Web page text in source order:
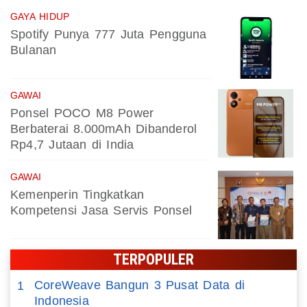
GAYA HIDUP
Spotify Punya 777 Juta Pengguna
Bulanan
GAWAI
Ponsel POCO M8 Power
Berbaterai 8.000mAh Dibanderol
Rp4,7 Jutaan di India
GAWAI
Kemenperin Tingkatkan
Kompetensi Jasa Servis Ponsel
TERPOPULER
1
CoreWeave Bangun 3 Pusat Data di
Indonesia